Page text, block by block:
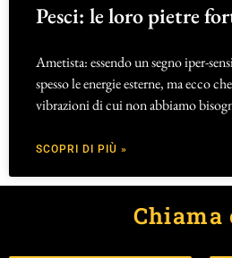
Pesci: le loro pietre
Ametista: essendo un segno iper-
spesso le energie esterne, ma ecco
vibrazioni di cui non abbiamo
SCOPRI DI PIÙ »
Chiama